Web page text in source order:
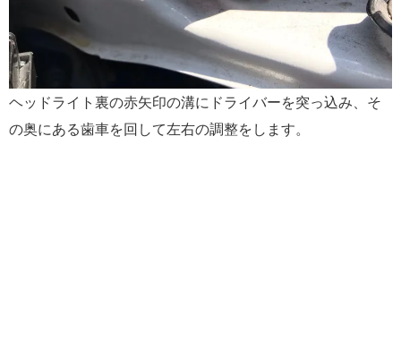
ヘッドライト裏の赤矢印の溝にドライバーを突っ込み、そ
の奥にある歯車を回して左右の調整をします。